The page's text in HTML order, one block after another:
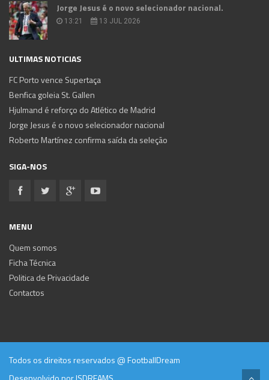
Jorge Jesus é o novo selecionador nacional.
13:21 13 JUL 2026
ULTIMAS NOTICIAS
FC Porto vence Supertaça
Benfica goleia St. Gallen
Hjulmand é reforço do Atlético de Madrid
Jorge Jesus é o novo selecionador nacional
Roberto Martínez confirma saída da seleção
SIGA-NOS
MENU
Quem somos
Ficha Técnica
Politica de Privacidade
Contactos
Todos os direitos reservados @ FootballDream